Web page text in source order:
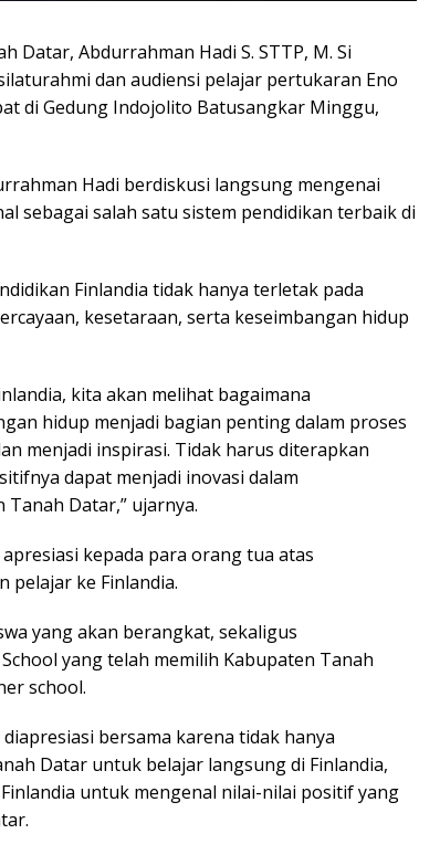
Datar, Abdurrahman Hadi S. STTP, M. Si
dan audiensi pelajar pertukaran Eno
di Gedung Indojolito Batusangkar Minggu,
Hadi berdiskusi langsung mengenai
sebagai salah satu sistem pendidikan terbaik di
Finlandia tidak hanya terletak pada
kesetaraan, serta keseimbangan hidup
kita akan melihat bagaimana
hidup menjadi bagian penting dalam proses
menjadi inspirasi. Tidak harus diterapkan
dapat menjadi inovasi dalam
Datar,” ujarnya.
kepada para orang tua atas
ke Finlandia.
yang akan berangkat, sekaligus
yang telah memilih Kabupaten Tanah
school.
bersama karena tidak hanya
Datar untuk belajar langsung di Finlandia,
untuk mengenal nilai-nilai positif yang